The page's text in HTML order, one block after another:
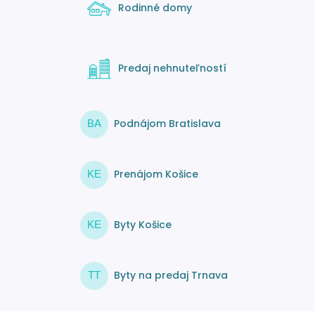
Rodinné domy
Predaj nehnuteľností
BA Podnájom Bratislava
KE Prenájom Košice
KE Byty Košice
TT Byty na predaj Trnava